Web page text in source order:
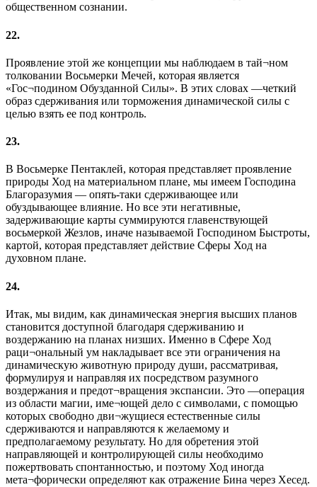
общественном сознании.
22.
Проявление этой же концепции мы наблюдаем в тай¬ном
толковании Восьмерки Мечей, которая является
«Гос¬подином Обузданной Силы». В этих словах —четкий
образ сдерживания или торможения динамической силы с
целью взять ее под контроль.
23.
В Восьмерке Пентаклей, которая представляет проявление
природы Ход на материальном плане, мы имеем Господина
Благоразумия — опять-таки сдерживающее или
обуздывающее влияние. Но все эти негативные,
задерживающие карты суммируются главенствующей
восьмеркой Жезлов, иначе называемой Господином Быстроты,
картой, которая представляет действие Сферы Ход на
духовном плане.
24.
Итак, мы видим, как динамическая энергия высших планов
становится доступной благодаря сдерживанию и
воздержанию на планах низших. Именно в Сфере Ход
раци¬ональный ум накладывает все эти ограничения на
динамическую животную природу души, рассматривая,
формулируя и направляя их посредством разумного
воздержания и предот¬вращения экспансии. Это —операция
из области магии, име¬ющей дело с символами, с помощью
которых свободно дви¬жущиеся естественные силы
сдерживаются и направляются к желаемому и
предполагаемому результату. Но для обретения этой
направляющей и контролирующей силы необходимо
пожертвовать спонтанностью, и поэтому Ход иногда
мета¬форически определяют как отражение Бина через Хесед.